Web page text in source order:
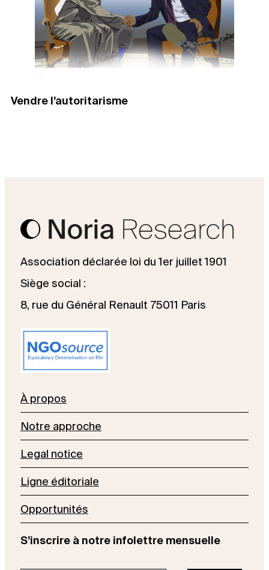
Vendre l’autoritarisme
Association déclarée loi du 1er juillet 1901
Siège social :
8, rue du Général Renault 75011 Paris
À propos
Notre approche
Legal notice
Ligne éditoriale
Opportunités
S’inscrire à notre infolettre mensuelle